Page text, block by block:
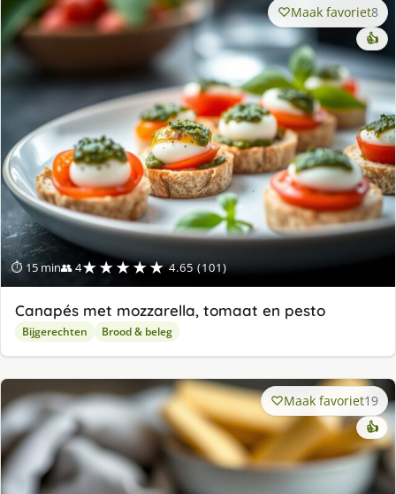
⏱ 15 min👥 4★★★★★ 4.65 (101)
Maak favoriet8
👍
Canapés met mozzarella, tomaat en pesto
Bijgerechten Brood & beleg
Maak favoriet19
👍